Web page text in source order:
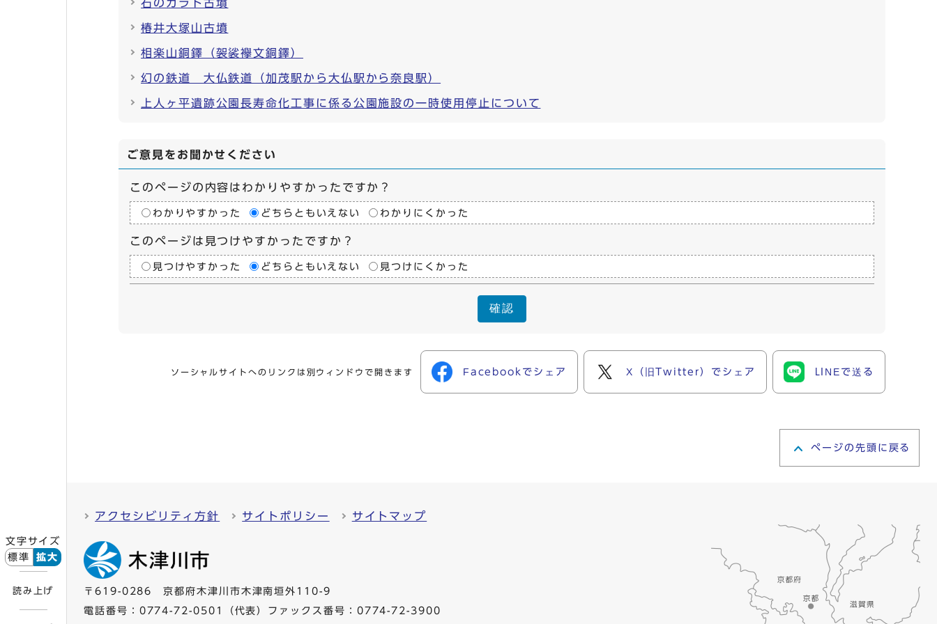
文字サイズ
標準
拡大
読み上げ
石のカラト古墳
椿井大塚山古墳
相楽山銅鐸（袈裟襷文銅鐸）
幻の鉄道 大仏鉄道（加茂駅から大仏駅から奈良駅）
上人ヶ平遺跡公園長寿命化工事に係る公園施設の一時使用停止について
ご意見をお聞かせください
このページの内容はわかりやすかったですか？
わかりやすかった どちらともいえない わかりにくかった
このページは見つけやすかったですか？
見つけやすかった どちらともいえない 見つけにくかった
確認
ソーシャルサイトへのリンクは別ウィンドウで開きます Facebookでシェア X（旧Twitter）でシェア LINEで送る
ページの先頭に戻る
アクセシビリティ方針 サイトポリシー サイトマップ
〒619-0286 京都府木津川市木津南垣外110-9
電話番号： 0774-72-0501 （代表）ファックス番号：0774-72-3900